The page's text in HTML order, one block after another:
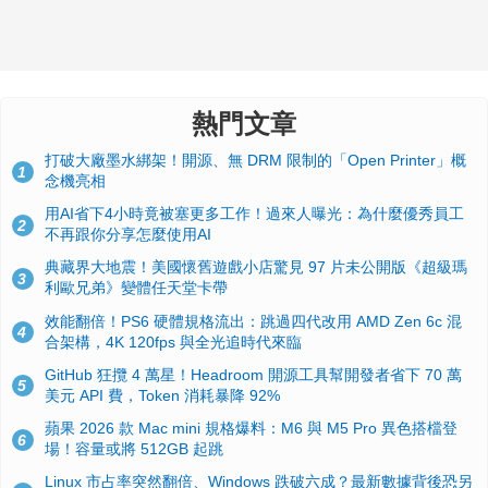
熱門文章
1
打破大廠墨水綁架！開源、無 DRM 限制的「Open Printer」概
念機亮相
2
用AI省下4小時竟被塞更多工作！過來人曝光：為什麼優秀員工
不再跟你分享怎麼使用AI
3
典藏界大地震！美國懷舊遊戲小店驚見 97 片未公開版《超級瑪
利歐兄弟》變體任天堂卡帶
4
效能翻倍！PS6 硬體規格流出：跳過四代改用 AMD Zen 6c 混
合架構，4K 120fps 與全光追時代來臨
5
GitHub 狂攬 4 萬星！Headroom 開源工具幫開發者省下 70 萬
美元 API 費，Token 消耗暴降 92%
6
蘋果 2026 款 Mac mini 規格爆料：M6 與 M5 Pro 異色搭檔登
場！容量或將 512GB 起跳
Linux 市占率突然翻倍、Windows 跌破六成？最新數據背後恐另